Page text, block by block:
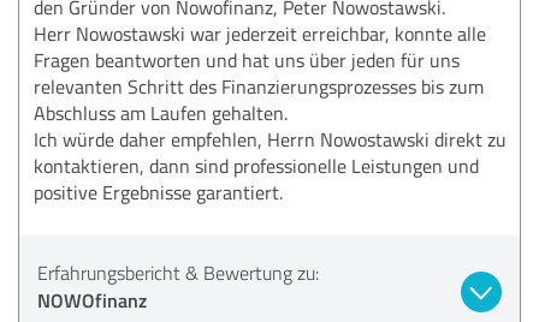
den Gründer von Nowofinanz, Peter Nowostawski.
Herr Nowostawski war jederzeit erreichbar, konnte alle
Fragen beantworten und hat uns über jeden für uns
relevanten Schritt des Finanzierungsprozesses bis zum
Abschluss am Laufen gehalten.
Ich würde daher empfehlen, Herrn Nowostawski direkt zu
kontaktieren, dann sind professionelle Leistungen und
positive Ergebnisse garantiert.
Erfahrungsbericht & Bewertung zu:
NOWOfinanz